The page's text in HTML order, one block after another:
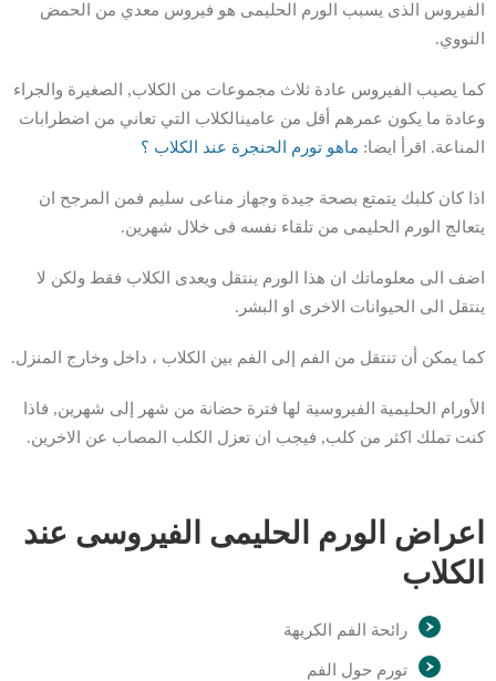
الفيروس الذى يسبب الورم الحليمى هو فيروس معدي من الحمض
النووي.
كما يصيب الفيروس عادة ثلاث مجموعات من الكلاب, الصغيرة والجراء
وعادة ما يكون عمرهم أقل من عامينالكلاب التي تعاني من اضطرابات
المناعة. اقرأ ايضا: ماهو تور م الحنجرة عند الكلاب ؟
اذا كان كلبك يتمتع بصحة جيدة وجهاز مناعى سليم فمن المرجح ان
يتعالج الورم الحليمى من تلقاء نفسه فى خلال شهرين.
اضف الى معلوماتك ان هذا الورم ينتقل ويعدى الكلاب فقط ولكن لا
ينتقل الى الحيوانات الاخرى او البشر.
كما يمكن أن تنتقل من الفم إلى الفم بين الكلاب ، داخل وخارج المنزل.
الأورام الحليمية الفيروسية لها فترة حضانة من شهر إلى شهرين, فاذا
كنت تملك اكثر من كلب, فيجب ان تعزل الكلب المصاب عن الاخرين.
اعراض الورم الحليمى الفيروسى عند
الكلاب
رائحة الفم الكريهة
تورم حول الفم